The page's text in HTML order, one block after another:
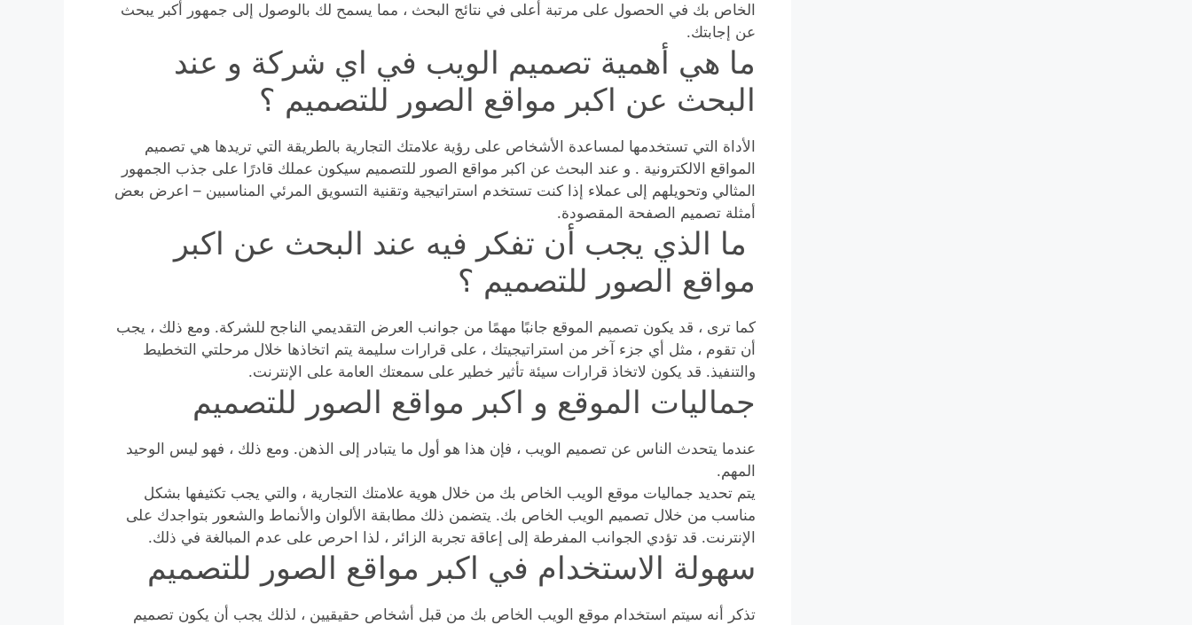
الخاص بك في الحصول على مرتبة أعلى في نتائج البحث ، مما يسمح لك بالوصول إلى جمهور أكبر يبحث
عن إجابتك.
ما هي أهمية تصميم الويب في اي شركة و عند
البحث عن اكبر مواقع الصور للتصميم ؟
الأداة التي تستخدمها لمساعدة الأشخاص على رؤية علامتك التجارية بالطريقة التي تريدها هي تصميم
المواقع الالكترونية . و عند البحث عن اكبر مواقع الصور للتصميم سيكون عملك قادرًا على جذب الجمهور
المثالي وتحويلهم إلى عملاء إذا كنت تستخدم استراتيجية وتقنية التسويق المرئي المناسبين – اعرض بعض
أمثلة تصميم الصفحة المقصودة.
ما الذي يجب أن تفكر فيه عند البحث عن اكبر
مواقع الصور للتصميم ؟
كما ترى ، قد يكون تصميم الموقع جانبًا مهمًا من جوانب العرض التقديمي الناجح للشركة. ومع ذلك ، يجب
أن تقوم ، مثل أي جزء آخر من استراتيجيتك ، على قرارات سليمة يتم اتخاذها خلال مرحلتي التخطيط
والتنفيذ. قد يكون لاتخاذ قرارات سيئة تأثير خطير على سمعتك العامة على الإنترنت.
جماليات الموقع و اكبر مواقع الصور للتصميم
عندما يتحدث الناس عن تصميم الويب ، فإن هذا هو أول ما يتبادر إلى الذهن. ومع ذلك ، فهو ليس الوحيد
المهم.
يتم تحديد جماليات موقع الويب الخاص بك من خلال هوية علامتك التجارية ، والتي يجب تكثيفها بشكل
مناسب من خلال تصميم الويب الخاص بك. يتضمن ذلك مطابقة الألوان والأنماط والشعور بتواجدك على
الإنترنت. قد تؤدي الجوانب المفرطة إلى إعاقة تجربة الزائر ، لذا احرص على عدم المبالغة في ذلك.
سهولة الاستخدام في اكبر مواقع الصور للتصميم
تذكر أنه سيتم استخدام موقع الويب الخاص بك من قبل أشخاص حقيقيين ، لذلك يجب أن يكون تصميم